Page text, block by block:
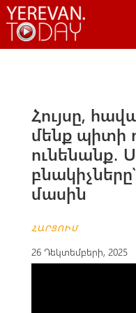
Հույսը,
մենք պիտի
ունենանք․
մասին
ՀԱՐՑՈՒՄ
26 Դեկտեմբերի, 2025